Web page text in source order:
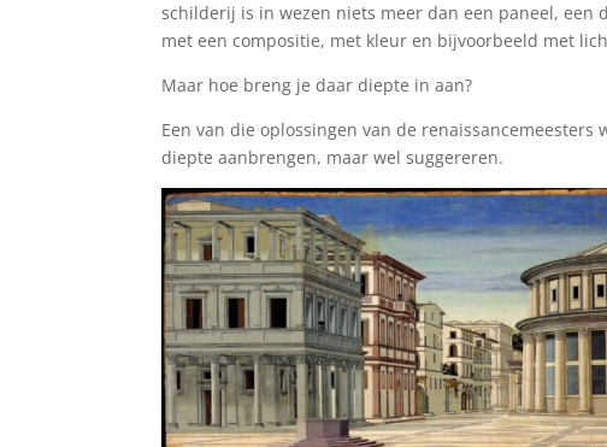
schilderij is in wezen niets meer dan een paneel, een
met een compositie, met kleur en bijvoorbeeld met
Maar hoe breng je daar diepte in aan?
Een van die oplossingen van de
diepte aanbrengen, maar wel suggereren.